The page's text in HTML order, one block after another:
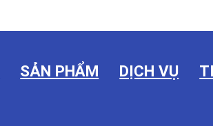
SẢN PHẨM DỊCH VỤ